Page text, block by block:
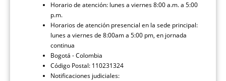
Horario de atención: lunes a viernes 8:00 a.m. a 5:00
p.m.
Horarios de atención presencial en la sede principal:
lunes a viernes de 8:00am a 5:00 pm, en jornada
continua
Bogotá - Colombia
Código Postal: 110231324
Notificaciones judiciales: